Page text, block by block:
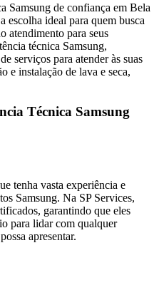
Samsung de confiança em Bela
escolha ideal para quem busca
atendimento para seus
técnica Samsung,
serviços para atender às suas
e instalação de lava e seca,
Técnica Samsung
tenha vasta experiência e
Samsung. Na SP Services,
garantindo que eles
para lidar com qualquer
apresentar.